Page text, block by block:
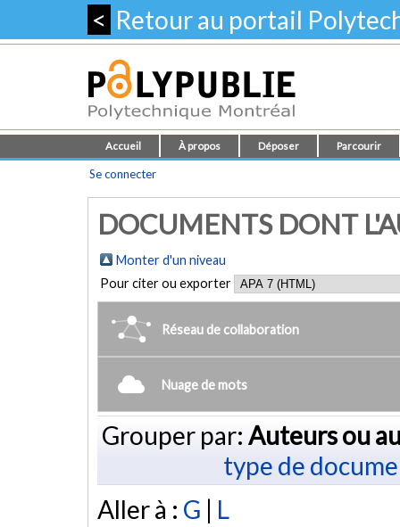
< Retour au portail
Accueil À propos Déposer Parcourir
Se connecter
DOCUMENTS DONT
Monter d'un niveau
Pour citer ou exporter
Réseau de collaboration
Nuage de mots
Grouper par: Auteurs ou
type de
Aller à : G | L